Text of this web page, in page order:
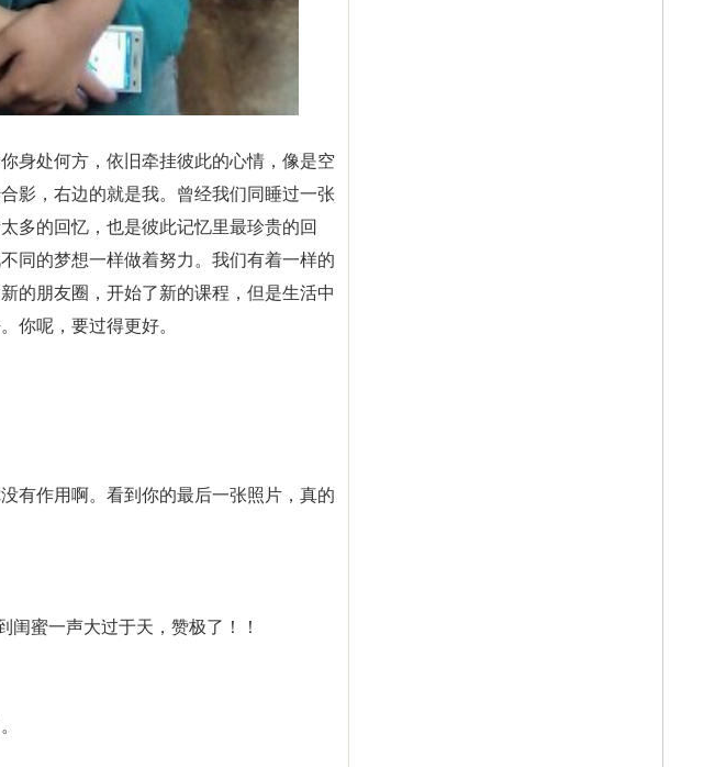
身处何方，依旧牵挂彼此的心情，像是空
影，右边的就是我。曾经我们同睡过一张
多的回忆，也是彼此记忆里最珍贵的回
同的梦想一样做着努力。我们有着一样的
的朋友圈，开始了新的课程，但是生活中
你呢，要过得更好。
有作用啊。看到你的最后一张照片，真的
蜜一声大过于天，赞极了！！